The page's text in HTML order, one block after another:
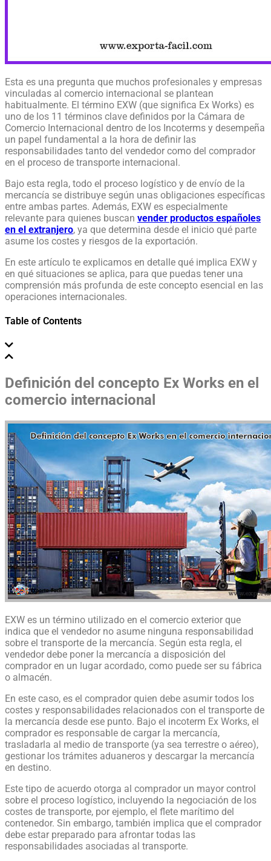
Esta es una pregunta que muchos profesionales y empresas
vinculadas al comercio internacional se plantean
habitualmente. El término EXW (que significa Ex Works) es
uno de los 11 términos clave definidos por la Cámara de
Comercio Internacional dentro de los Incoterms y desempeña
un papel fundamental a la hora de definir las
responsabilidades tanto del vendedor como del comprador
en el proceso de transporte internacional.
Bajo esta regla, todo el proceso logístico y de envío de la
mercancía se distribuye según unas obligaciones específicas
entre ambas partes. Además, EXW es especialmente
relevante para quienes buscan vender productos españoles
en el extranjero, ya que determina desde el inicio qué parte
asume los costes y riesgos de la exportación.
En este artículo te explicamos en detalle qué implica EXW y
en qué situaciones se aplica, para que puedas tener una
comprensión más profunda de este concepto esencial en las
operaciones internacionales.
Table of Contents
Definición del concepto Ex Works en el
comercio internacional
EXW es un término utilizado en el comercio exterior que
indica que el vendedor no asume ninguna responsabilidad
sobre el transporte de la mercancía. Según esta regla, el
vendedor debe poner la mercancía a disposición del
comprador en un lugar acordado, como puede ser su fábrica
o almacén.
En este caso, es el comprador quien debe asumir todos los
costes y responsabilidades relacionados con el transporte de
la mercancía desde ese punto. Bajo el incoterm Ex Works, el
comprador es responsable de cargar la mercancía,
trasladarla al medio de transporte (ya sea terrestre o aéreo),
gestionar los trámites aduaneros y descargar la mercancía
en destino.
Este tipo de acuerdo otorga al comprador un mayor control
sobre el proceso logístico, incluyendo la negociación de los
costes de transporte, por ejemplo, el flete marítimo del
contenedor. Sin embargo, también implica que el comprador
debe estar preparado para afrontar todas las
responsabilidades asociadas al transporte.